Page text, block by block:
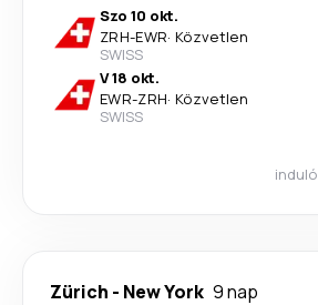
Szo 10 okt.
ZRH-EWR· Közvetlen
SWISS
V 18 okt.
EWR-ZRH· Közvetlen
SWISS
Zürich - New York 9 nap